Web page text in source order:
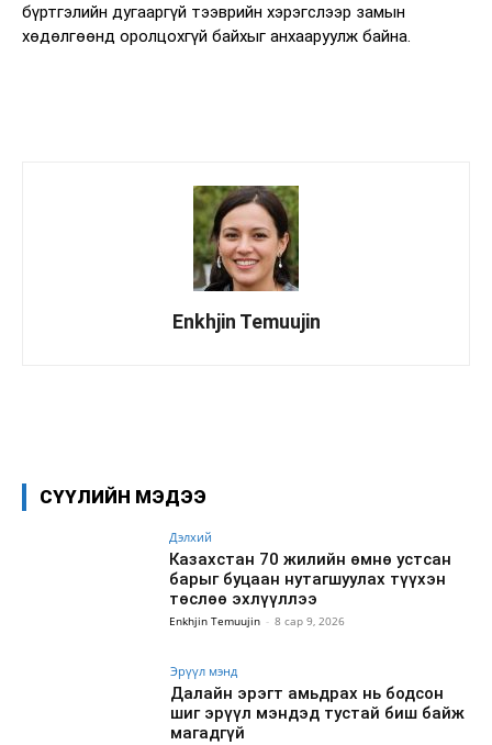
бүртгэлийн дугааргүй тээврийн хэрэгслээр замын
хөдөлгөөнд оролцохгүй байхыг анхааруулж байна.
Enkhjin Temuujin
СҮҮЛИЙН МЭДЭЭ
Дэлхий
Казахстан 70 жилийн өмнө устсан
барыг буцаан нутагшуулах түүхэн
төслөө эхлүүллээ
Enkhjin Temuujin - 8 сар 9, 2026
Эрүүл мэнд
Далайн эрэгт амьдрах нь бодсон
шиг эрүүл мэндэд тустай биш байж
магадгүй